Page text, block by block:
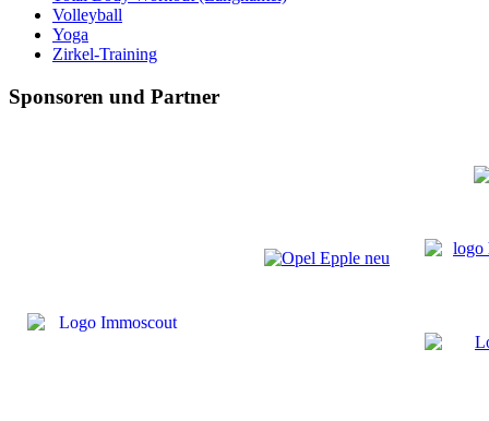
Volleyball
Yoga
Zirkel-Training
Sponsoren und Partner